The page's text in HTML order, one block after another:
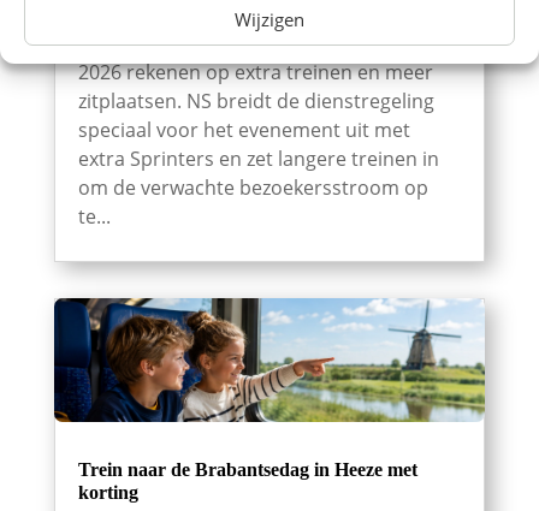
Wijzigen
Bezoekers van de 67e Brabantsedag in
Heeze kunnen op zondag 30 augustus
2026 rekenen op extra treinen en meer
zitplaatsen. NS breidt de dienstregeling
speciaal voor het evenement uit met
extra Sprinters en zet langere treinen in
om de verwachte bezoekersstroom op
te...
Trein naar de Brabantsedag in Heeze met
korting